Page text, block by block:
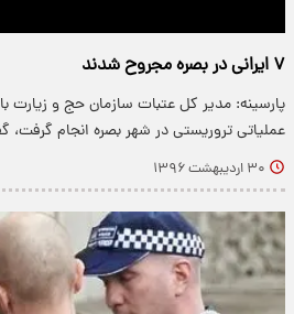
۷ ایرانی در بصره مجروح شدند
پارسینه: مدیر کل عتبات سازمان حج و زیارت
عملیاتی تروریستی در شهر بصره انجام
۳۰ اردیبهشت ۱۳۹۶